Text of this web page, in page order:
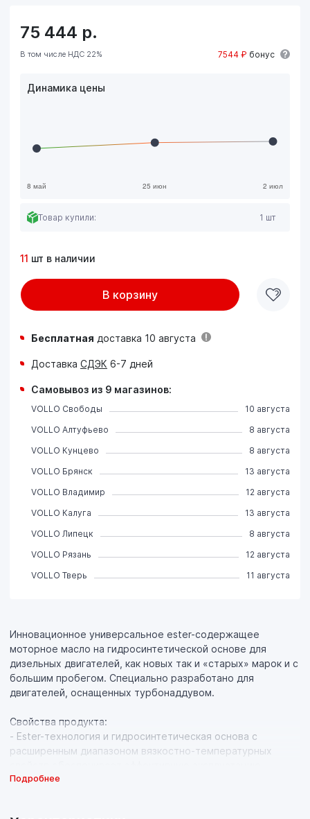
Инновационное универсальное ester-содержащее
моторное масло на гидросинтетической основе для
дизельных двигателей, как новых так и «старых» марок и с
большим пробегом. Специально разработано для
двигателей, оснащенных турбонаддувом.
Свойства продукта:
- Ester-технология и гидросинтетическая основа с
расширенным диапазоном вязкостно-температурных
двигателя на всех режимах работы: при холодном пуске, в
Подробнее
75 444 р.
В том числе НДС 22% 7544 ₽ бонус
Динамика цены
Товар купили: 1 шт
11 шт в наличии
В корзину
Бесплатная доставка 10 августа
Доставка СДЭК 6-7 дней
Самовывоз из 9 магазинов:
VOLLO Свободы
10 августа
VOLLO Алтуфьево
8 августа
VOLLO Кунцево
8 августа
VOLLO Брянск
13 августа
VOLLO Владимир
12 августа
VOLLO Калуга
13 августа
VOLLO Липецк
8 августа
VOLLO Рязань
12 августа
VOLLO Тверь
11 августа